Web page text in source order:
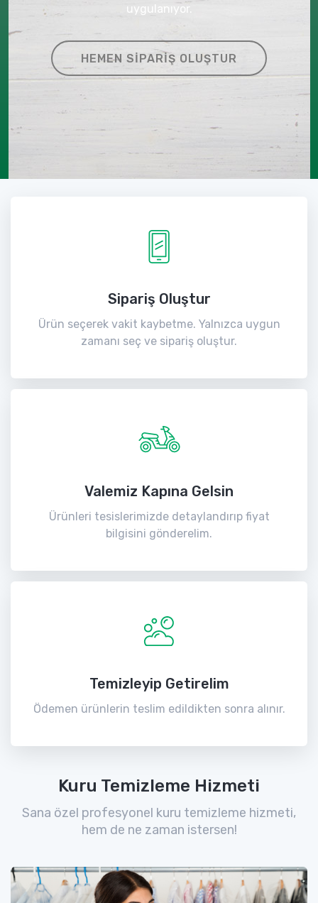
uygulanıyor.
HEMEN SIPARIŞ OLUŞTUR
Sipariş Oluştur
Ürün seçerek vakit kaybetme. Yalnızca uygun
zamanı seç ve sipariş oluştur.
Valemiz Kapına Gelsin
Ürünleri tesislerimizde detaylandırıp fiyat
bilgisini gönderelim.
Temizleyip Getirelim
Ödemen ürünlerin teslim edildikten sonra alınır.
Kuru Temizleme Hizmeti
Sana özel profesyonel kuru temizleme hizmeti,
hem de ne zaman istersen!